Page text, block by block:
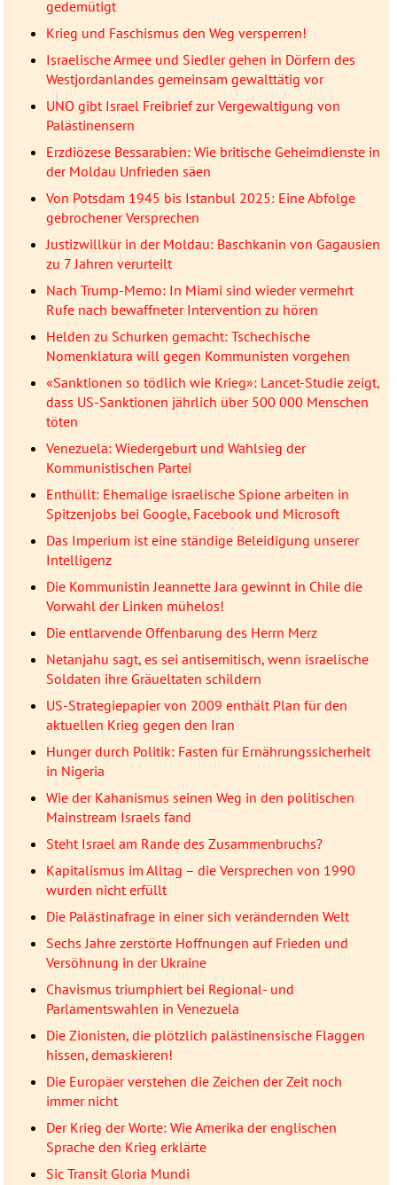
gedemütigt
Krieg und Faschismus den Weg versperren!
Israelische Armee und Siedler gehen in Dörfern des
Westjordanlandes gemeinsam gewalttätig vor
UNO gibt Israel Freibrief zur Vergewaltigung von
Palästinensern
Erzdiözese Bessarabien: Wie britische Geheimdienste in
der Moldau Unfrieden säen
Von Potsdam 1945 bis Istanbul 2025: Eine Abfolge
gebrochener Versprechen
Justizwillkür in der Moldau: Baschkanin von Gagausien
zu 7 Jahren verurteilt
Nach Trump-Memo: In Miami sind wieder vermehrt
Rufe nach bewaffneter Intervention zu hören
Helden zu Schurken gemacht: Tschechische
Nomenklatura will gegen Kommunisten vorgehen
«Sanktionen so tödlich wie Krieg»: Lancet-Studie zeigt,
dass US-Sanktionen jährlich über 500 000 Menschen
töten
Venezuela: Wiedergeburt und Wahlsieg der
Kommunistischen Partei
Enthüllt: Ehemalige israelische Spione arbeiten in
Spitzenjobs bei Google, Facebook und Microsoft
Das Imperium ist eine ständige Beleidigung unserer
Intelligenz
Die Kommunistin Jeannette Jara gewinnt in Chile die
Vorwahl der Linken mühelos!
Die entlarvende Offenbarung des Herrn Merz
Netanjahu sagt, es sei antisemitisch, wenn israelische
Soldaten ihre Gräueltaten schildern
US-Strategiepapier von 2009 enthält Plan für den
aktuellen Krieg gegen den Iran
Hunger durch Politik: Fasten für Ernährungssicherheit
in Nigeria
Wie der Kahanismus seinen Weg in den politischen
Mainstream Israels fand
Steht Israel am Rande des Zusammenbruchs?
Kapitalismus im Alltag – die Versprechen von 1990
wurden nicht erfüllt
Die Palästinafrage in einer sich verändernden Welt
Sechs Jahre zerstörte Hoffnungen auf Frieden und
Versöhnung in der Ukraine
Chavismus triumphiert bei Regional- und
Parlamentswahlen in Venezuela
Die Zionisten, die plötzlich palästinensische Flaggen
hissen, demaskieren!
Die Europäer verstehen die Zeichen der Zeit noch
immer nicht
Der Krieg der Worte: Wie Amerika der englischen
Sprache den Krieg erklärte
Sic Transit Gloria Mundi